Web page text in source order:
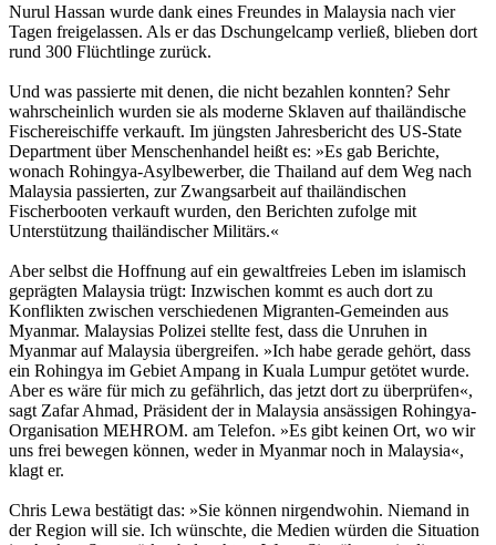
Nurul Hassan wurde dank eines Freundes in Malaysia nach vier
Tagen freigelassen. Als er das Dschungelcamp verließ, blieben dort
rund 300 Flüchtlinge zurück.
Und was passierte mit denen, die nicht bezahlen konnten? Sehr
wahrscheinlich wurden sie als moderne Sklaven auf thailändische
Fischereischiffe verkauft. Im jüngsten Jahresbericht des US-State
Department über Menschenhandel heißt es: »Es gab Berichte,
wonach Rohingya-Asylbewerber, die Thailand auf dem Weg nach
Malaysia passierten, zur Zwangsarbeit auf thailändischen
Fischerbooten verkauft wurden, den Berichten zufolge mit
Unterstützung thailändischer Militärs.«
Aber selbst die Hoffnung auf ein gewaltfreies Leben im islamisch
geprägten Malaysia trügt: Inzwischen kommt es auch dort zu
Konflikten zwischen verschiedenen Migranten-Gemeinden aus
Myanmar. Malaysias Polizei stellte fest, dass die Unruhen in
Myanmar auf Malaysia übergreifen. »Ich habe gerade gehört, dass
ein Rohingya im Gebiet Ampang in Kuala Lumpur getötet wurde.
Aber es wäre für mich zu gefährlich, das jetzt dort zu überprüfen«,
sagt Zafar Ahmad, Präsident der in Malaysia ansässigen Rohingya-
Organisation MEHROM. am Telefon. »Es gibt keinen Ort, wo wir
uns frei bewegen können, weder in Myanmar noch in Malaysia«,
klagt er.
Chris Lewa bestätigt das: »Sie können nirgendwohin. Niemand in
der Region will sie. Ich wünschte, die Medien würden die Situation